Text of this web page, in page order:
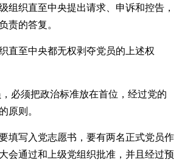
组织直至中央提出请求、申诉和控告，
责的答复。
直至中央都无权剥夺党员的上述权
必须把政治标准放在首位，经过党的
原则。
填写入党志愿书，要有两名正式党员作
会通过和上级党组织批准，并且经过预